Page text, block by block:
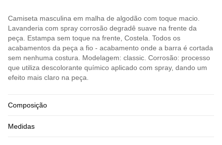
Camiseta masculina em malha de algodão com toque macio.
Lavanderia com spray corrosão degradê suave na frente da
peça. Estampa sem toque na frente, Costela. Todos os
acabamentos da peça a fio - acabamento onde a barra é cortada
sem nenhuma costura. Modelagem: classic. Corrosão: processo
que utiliza descolorante químico aplicado com spray, dando um
efeito mais claro na peça.
Composição
Medidas